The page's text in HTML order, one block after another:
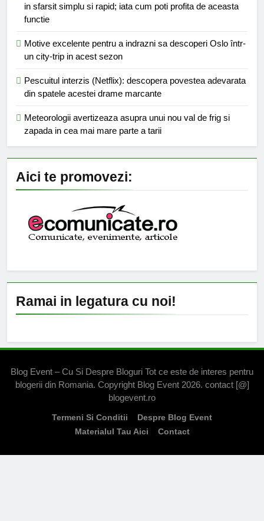
in sfarsit simplu si rapid; iata cum poti profita de aceasta
functie
Motive excelente pentru a indrazni sa descoperi Oslo într-
un city-trip in acest sezon
Pescuitul interzis (Netflix): descopera povestea adevarata
din spatele acestei drame marcante
Meteorologii avertizeaza asupra unui nou val de frig si
zapada in cea mai mare parte a tarii
Aici te promovezi:
Ramai in legatura cu noi!
Blog Event – Cu Si Despre Bloguri Tot ce este de interes pentru
blogerii din Romania. Copyright Blog Event 2026. contact [@]
blogevent.ro
Termeni Si Conditii
Despre Blog Event
Materialul Tau Aici
Contact